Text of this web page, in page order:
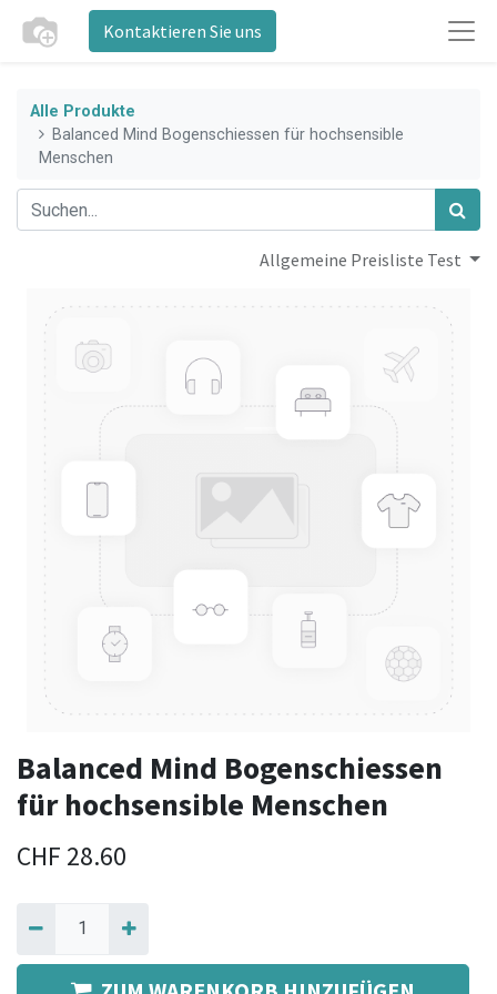
Kontaktieren Sie uns
Alle Produkte
Balanced Mind Bogenschiessen für hochsensible
Menschen
Allgemeine Preisliste Test
Balanced Mind Bogenschiessen
für hochsensible Menschen
CHF 28.60